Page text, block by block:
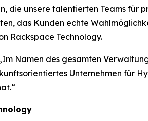
die unsere talentierten Teams für
das Kunden echte
Rackspace Technology.
Namen des gesamten
Unternehmen für